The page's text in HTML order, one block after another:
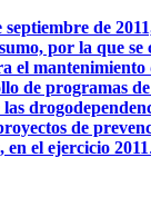
de
por la que se
el mantenimiento
de programas
de
en el ejercicio 2011